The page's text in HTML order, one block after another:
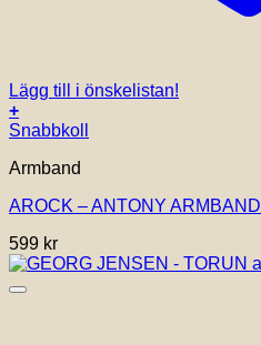
Lägg till i önskelistan!
+
Snabbkoll
Armband
AROCK – ANTONY ARMBAND
599 kr